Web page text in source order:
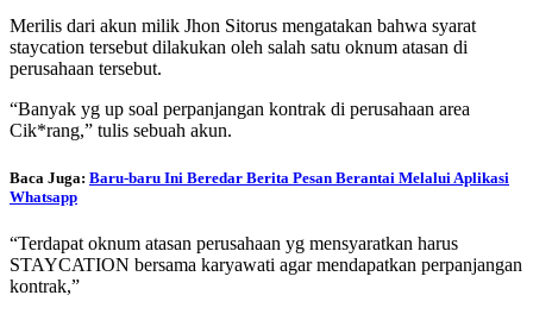
Merilis dari akun milik Jhon Sitorus mengatakan bahwa syarat
staycation tersebut dilakukan oleh salah satu oknum atasan di
perusahaan tersebut.
“Banyak yg up soal perpanjangan kontrak di perusahaan area
Cik*rang,” tulis sebuah akun.
Baca Juga: Baru-baru Ini Beredar Berita Pesan Berantai Melalui Aplikasi
Whatsapp
“Terdapat oknum atasan perusahaan yg mensyaratkan harus
STAYCATION bersama karyawati agar mendapatkan perpanjangan
kontrak,”